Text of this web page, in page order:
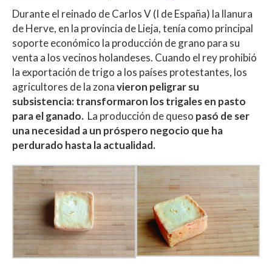
Durante el reinado de Carlos V (I de España) la llanura
de Herve, en la provincia de Lieja, tenía como principal
soporte económico la producción de grano para su
venta a los vecinos holandeses. Cuando el rey prohibió
la exportación de trigo a los países protestantes, los
agricultores de la zonavieron peligrar su
subsistencia: transformaron los trigales en pasto
para el ganado. La producción de queso pasó de ser
una necesidad a un próspero negocio que ha
perdurado hasta la actualidad.